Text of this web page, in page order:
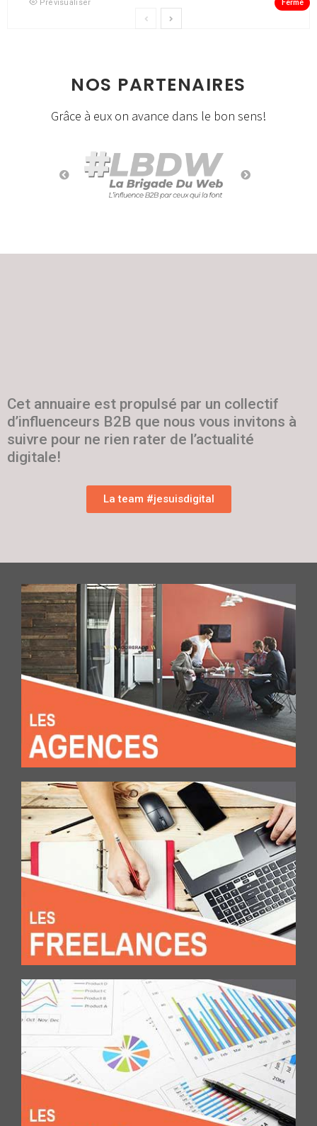
Prévisualiser Fermé
NOS PARTENAIRES
Grâce à eux on avance dans le bon sens!
Cet annuaire est propulsé par un collectif
d’influenceurs B2B que nous vous invitons à
suivre pour ne rien rater de l’actualité
digitale!
La team #jesuisdigital